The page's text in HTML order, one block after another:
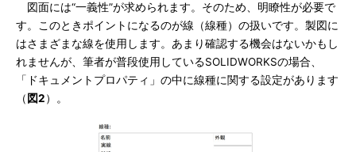
図面には“一義性”が求められます。そのため、明瞭性が必要で
す。このときポイントになるのが線（線種）の扱いです。製図に
はさまざまな線を使用します。あまり確認する機会はないかもし
れませんが、筆者が普段使用しているSOLIDWORKSの場合、
「ドキュメントプロパティ」の中に線種に関する設定があります
（ 図2）。